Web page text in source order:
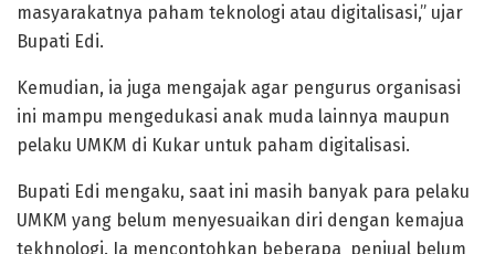
masyarakatnya paham teknologi atau digitalisasi,” ujar
Bupati Edi.
Kemudian, ia juga mengajak agar pengurus organisasi
ini mampu mengedukasi anak muda lainnya maupun
pelaku UMKM di Kukar untuk paham digitalisasi.
Bupati Edi mengaku, saat ini masih banyak para pelaku
UMKM yang belum menyesuaikan diri dengan kemajua
tekhnologi. Ia mencontohkan beberapa penjual belum